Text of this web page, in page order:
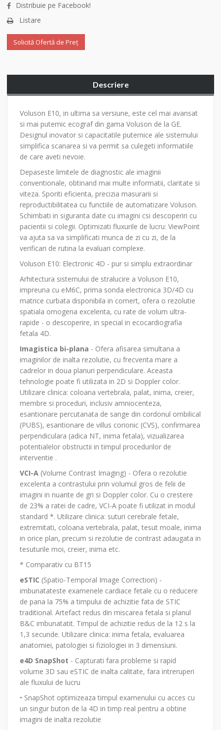
Distribuie pe Facebook!
Listare
Solicită Ofertă de Preț
Descriere
Voluson E10, in ultima sa versiune, este cel mai avansat
si mai puternic ecograf din gama Voluson de la GE.
Designul inovator si capacitatile puternice ale sistemului
simplifica scanarea si va permit sa culegeti informatiile
de care aveti nevoie.
Depaseste limitele de diagnostic ale imaginii
conventionale, obtinand mai multe informatii, claritate si
viteza. Sporiti eficienta, precizia masurarii si
reproductibilitatea cu functiile de automatizare Voluson.
Schimbati in siguranta date cu imagini csi descoperiri cu
pacientii si colegii. Optimizati fluxurile de lucru: ViewPoint
va ajuta sa va simplificati munca de zi cu zi, de la
verificari de rutina la evaluari complexe.
Voluson E10: Electronic 4D - pur si simplu extraordinar
Arhitectura sistemului de stralucire a Voluson E10,
impreuna cu eM6C, prima sonda electronica 3D/4D cu
matrice curbata disponibila in comert, ofera o rezolutie
spatiala omogena excelenta, cu rate de volum ultra-
rapide - o descoperire, in special in ecocardiografia
fetala 4D.
Imagistica bi-plana - Ofera afisarea simultana a
imaginilor de inalta rezolutie, cu frecventa mare a
cadrelor in doua planuri perpendiculare. Aceasta
tehnologie poate fi utilizata in 2D si Doppler color.
Utilizare clinica: coloana vertebrala, palat, inima, creier,
membre si proceduri, inclusiv amniocenteza,
esantionare percutanata de sange din cordonul ombilical
(PUBS), esantionare de villus corionic (CVS), confirmarea
perpendiculara (adica NT, inima fetala), vizualizarea
potentialelor obstructii in timpul procedurilor de
interventie .
VCI-A (Volume Contrast Imaging) - Ofera o rezolutie
excelenta a contrastului prin volumul gros de felii de
imagini in nuante de gri si Doppler color. Cu o crestere
de 23% a ratei de cadre, VCI-A poate fi utilizat in modul
standard *. Utilizare clinica: suturi cerebrale fetale,
extremitati, coloana vertebrala, palat, tesut moale, inima
in orice plan, precum si rezolutie de contrast adaugata in
tesuturile moi, creier, inima etc.
* Comparativ cu BT15
eSTIC (Spatio-Temporal Image Correction) -
imbunatateste examenele cardiace fetale cu o reducere
de pana la 75% a timpului de achizitie fata de STIC
traditional. Artefact redus din miscarea fetala si planul
B&C imbunatatit. Timpul de achizitie redus de la 12 s la
1,3 secunde. Utilizare clinica: inima fetala, evaluarea
anatomiei, patologiei si fiziologiei in 3 dimensiuni.
e4D SnapShot - Capturati fara probleme si rapid
volume 3D sau eSTIC de inalta calitate, fara intreruperi
ale fluxului de lucru
• SnapShot optimizeaza timpul examenului cu acces cu
un singur buton de la 4D in timp real pentru a obtine
imagini de inalta rezolutie